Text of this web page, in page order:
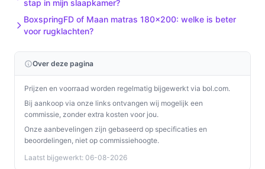
Installatie & eerste gebruik
gewenste plaats, monteer de pootjes en plaats het
pocketvering-matras met de koudschuimtopper erop.
Controleer alle onderdelen na plaatsing.
Twee concrete checks voor de handleiding/specs:
Controleer of de set geschikt is voor jouw
bedbodem: volgens de productinformatie is dit
model geschikt voor vlakke en verstelbare bodems
stap in mijn slaapkamer?
BoxspringFD of Maan matras 180x200: welke is beter
voor rugklachten?
Over deze pagina
Prijzen en voorraad worden regelmatig bijgewerkt via bol.com.
Bij aankoop via onze links ontvangen wij mogelijk een
commissie, zonder extra kosten voor jou.
Onze aanbevelingen zijn gebaseerd op specificaties en
beoordelingen, niet op commissiehoogte.
Laatst bijgewerkt: 06-08-2026